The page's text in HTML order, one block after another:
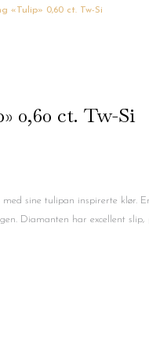
«Tulip» 0,60 ct. Tw-Si
0,60 ct. Tw-Si
sine tulipan inspirerte klør.
Diamanten har excellent slip,